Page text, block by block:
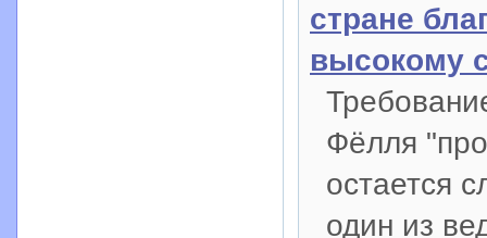
стране
высокому
Фёлля
остается
один из